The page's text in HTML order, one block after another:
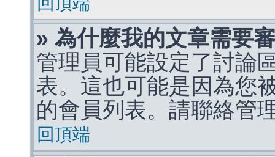
» 為什麼我的文章需要
管理員可能設定了討論
表。這也可能是因為您
的會員列表。請聯絡管
回頂端